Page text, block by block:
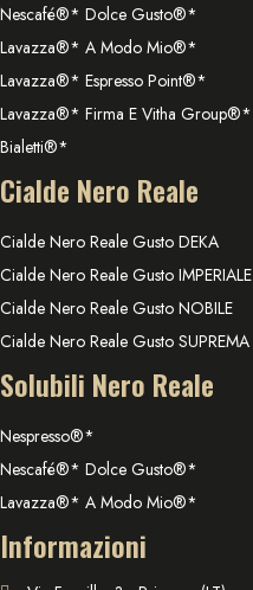
Nescafé®* Dolce Gusto®*
Lavazza®* A Modo Mio®*
Lavazza®* Espresso Point®*
Lavazza®* Firma E Vitha Group®*
Bialetti®*
Cialde Nero Reale
Cialde Nero Reale Gusto DEKA
Cialde Nero Reale Gusto IMPERIALE
Cialde Nero Reale Gusto NOBILE
Cialde Nero Reale Gusto SUPREMA
Solubili Nero Reale
Nespresso®*
Nescafé®* Dolce Gusto®*
Lavazza®* A Modo Mio®*
Informazioni